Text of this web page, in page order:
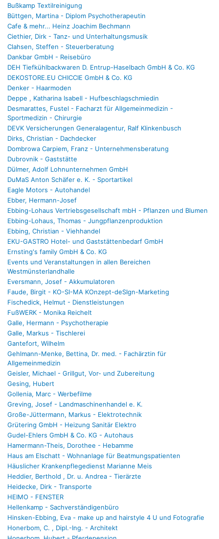
Bußkamp Textilreinigung
Büttgen, Martina - Diplom Psychotherapeutin
Cafe & mehr... Heinz Joachim Bechmann
Ciethier, Dirk - Tanz- und Unterhaltungsmusik
Clahsen, Steffen - Steuerberatung
Dankbar GmbH - Reisebüro
DEH Tiefkühlbackwaren D. Entrup-Haselbach GmbH & Co. KG
DEKOSTORE.EU CHICCIE GmbH & Co. KG
Denker - Haarmoden
Deppe , Katharina Isabell - Hufbeschlagschmiedin
Desmarattes, Fustel - Facharzt für Allgemeinmedizin -
Sportmedizin - Chirurgie
DEVK Versicherungen Generalagentur, Ralf Klinkenbusch
Dirks, Christian - Dachdecker
Dombrowa Carpiem, Franz - Unternehmensberatung
Dubrovnik - Gaststätte
Dülmer, Adolf Lohnunternehmen GmbH
DuMaS Anton Schäfer e. K. - Sportartikel
Eagle Motors - Autohandel
Ebber, Hermann-Josef
Ebbing-Lohaus Vertriebsgesellschaft mbH - Pflanzen und Blumen
Ebbing-Lohaus, Thomas - Jungpflanzenproduktion
Ebbing, Christian - Viehhandel
EKU-GASTRO Hotel- und Gaststättenbedarf GmbH
Ernsting's family GmbH & Co. KG
Events und Veranstaltungen in allen Bereichen
Westmünsterlandhalle
Eversmann, Josef - Akkumulatoren
Faude, Birgit - KO-SI-MA KOnzept-deSIgn-Marketing
Fischedick, Helmut - Dienstleistungen
FußWERK - Monika Reichelt
Galle, Hermann - Psychotherapie
Galle, Markus - Tischlerei
Gantefort, Wilhelm
Gehlmann-Menke, Bettina, Dr. med. - Fachärztin für
Allgemeinmedizin
Geisler, Michael - Grillgut, Vor- und Zubereitung
Gesing, Hubert
Gollenia, Marc - Werbefilme
Greving, Josef - Landmaschinenhandel e. K.
Große-Jüttermann, Markus - Elektrotechnik
Grütering GmbH - Heizung Sanitär Elektro
Gudel-Ehlers GmbH & Co. KG - Autohaus
Hamermann-Theis, Dorothee - Hebamme
Haus am Elschatt - Wohnanlage für Beatmungspatienten
Häuslicher Krankenpflegedienst Marianne­ Meis
Heddier, Berthold , Dr. u. Andrea - Tierärzte
Heidecke, Dirk - Transporte
HEIMO - FENSTER
Hellenkamp - Sachverständigenbüro
Hinsken-Ebbing, Eva - make up and hairstyle 4 U und Fotografie
Honerbom, C. , Dipl.-Ing. - Architekt